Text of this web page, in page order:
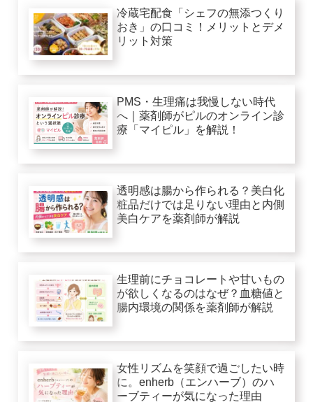
冷蔵宅配食「シェフの無添つくり
おき」の口コミ！メリットとデメ
リット対策
PMS・生理痛は我慢しない時代
へ｜薬剤師がピルのオンライン診
療「マイピル」を解説！
透明感は腸から作られる？美白化
粧品だけでは足りない理由と内側
美白ケアを薬剤師が解説
生理前にチョコレートや甘いもの
が欲しくなるのはなぜ？血糖値と
腸内環境の関係を薬剤師が解説
女性リズムを笑顔で過ごしたい時
に。enherb（エンハーブ）のハ
ーブティーが気になった理由